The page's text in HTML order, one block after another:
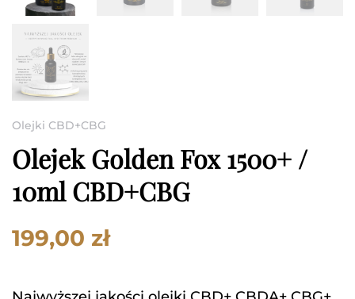
Olejki CBD+CBG
Olejek Golden Fox 1500+ /
10ml CBD+CBG
199,00 zł